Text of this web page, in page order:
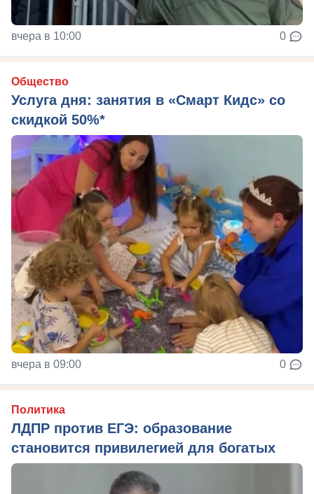
вчера в 10:00 0
Общество
Услуга дня: занятия в «Смарт Кидс» со
скидкой 50%*
вчера в 09:00 0
Политика
ЛДПР против ЕГЭ: образование
становится привилегией для богатых